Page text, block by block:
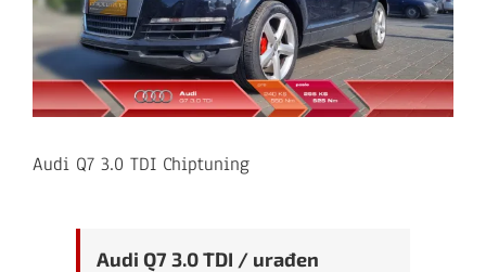
Audi Q7 3.0 TDI Chiptuning
Audi Q7 3.0 TDI / urađen